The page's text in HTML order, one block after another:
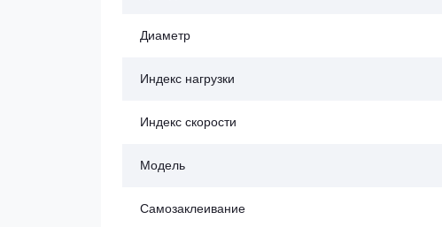
Диаметр
Индекс нагрузки
Индекс скорости
Модель
Самозаклеивание